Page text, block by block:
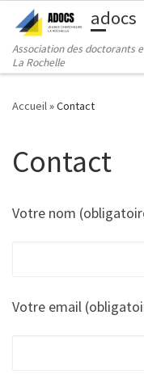
Passer au contenu
adocs
Association des doctorants
La Rochelle
Accueil»Contact
Contact
Votre nom
Votre email